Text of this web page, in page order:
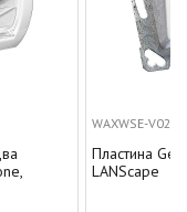
WAXWSE-V0201-C001
Пластина Ge style на 2
LANScape